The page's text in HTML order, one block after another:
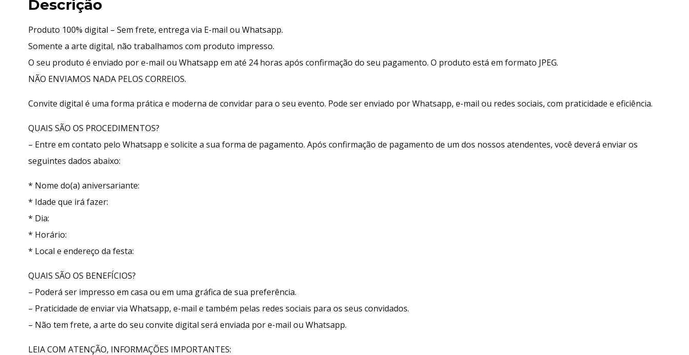
Descrição
Produto 100% digital – Sem frete, entrega via E-mail ou Whatsapp.
Somente a arte digital, não trabalhamos com produto impresso.
O seu produto é enviado por e-mail ou Whatsapp em até 24 horas após confirmação do seu pagamento. O produto está em formato JPEG.
NÃO ENVIAMOS NADA PELOS CORREIOS.
Convite digital é uma forma prática e moderna de convidar para o seu evento. Pode ser enviado por Whatsapp, e-mail ou redes sociais, com praticidade e eficiência.
QUAIS SÃO OS PROCEDIMENTOS?
– Entre em contato pelo Whatsapp e solicite a sua forma de pagamento. Após confirmação de pagamento de um dos nossos atendentes, você deverá enviar os
seguintes dados abaixo:
* Nome do(a) aniversariante:
* Idade que irá fazer:
* Dia:
* Horário:
* Local e endereço da festa:
QUAIS SÃO OS BENEFÍCIOS?
– Poderá ser impresso em casa ou em uma gráfica de sua preferência.
– Praticidade de enviar via Whatsapp, e-mail e também pelas redes sociais para os seus convidados.
– Não tem frete, a arte do seu convite digital será enviada por e-mail ou Whatsapp.
LEIA COM ATENÇÃO, INFORMAÇÕES IMPORTANTES: